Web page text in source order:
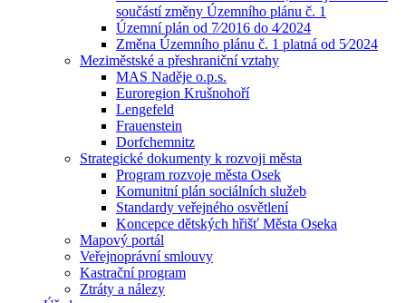
součástí změny Územního plánu č. 1
Územní plán od 7⁄2016 do 4⁄2024
Změna Územního plánu č. 1 platná od 5⁄2024
Meziměstské a přeshraniční vztahy
MAS Naděje o.p.s.
Euroregion Krušnohoří
Lengefeld
Frauenstein
Dorfchemnitz
Strategické dokumenty k rozvoji města
Program rozvoje města Osek
Komunitní plán sociálních služeb
Standardy veřejného osvětlení
Koncepce dětských hřišť Města Oseka
Mapový portál
Veřejnoprávní smlouvy
Kastrační program
Ztráty a nálezy